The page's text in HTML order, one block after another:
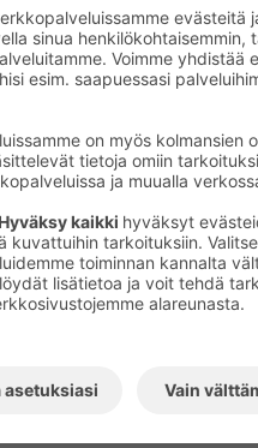
valitettavasti ääniä